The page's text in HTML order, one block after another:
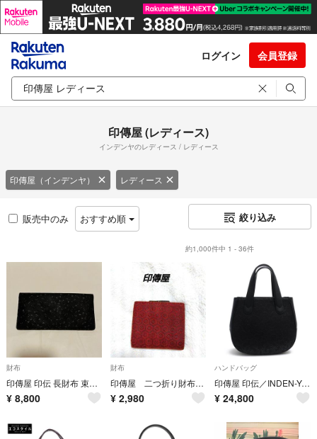
ログイン 会員登録
印傳屋 (レディース)
インデンヤのレディース / レディース
印傳屋（インデンヤ） レディース
販売中のみ おすすめ順 絞り込み
約1,000件中 1 - 36件
財布
印傳屋 印伝 長財布 束入れ 小銭入れなし とんぼ柄 漆 鹿革 ブラック 極美品 札入れ インデンヤ レザー ユニセックス
¥ 8,800
財布
印傳屋 二つ折り財布 亀甲菊柄 甲州印伝 鹿革 漆 和柄 がま口
¥ 2,980
ハンドバッグ
印傳屋 印伝／INDEN-YA バッグ ハンドバッグ 鞄 トートバッグ レディース 女性 女性用 レザー 革 本革 ブラック 黒 No.6327 27手提 漆塗り フォーマルバッグ 冠婚葬祭
¥ 24,800